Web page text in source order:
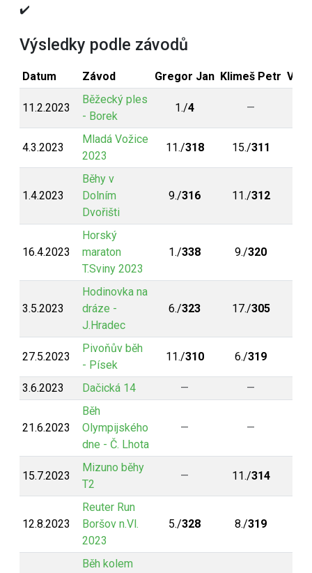
✔️
Výsledky podle závodů
Datum Závod Gregor Jan Klimeš Petr
11.2.2023
Běžecký ples
- Borek
1./4 —
4.3.2023
Mladá Vožice
2023
11./318 15./311
1.4.2023
Běhy v
Dolním
Dvořišti
9./316 11./312
16.4.2023
Horský
maraton
T.Sviny 2023
1./338 9./320
3.5.2023
Hodinovka na
dráze -
J.Hradec
6./323 17./305
27.5.2023
Pivoňův běh
- Písek
11./310 6./319
3.6.2023 Dačická 14 — —
21.6.2023
Běh
Olympijského
dne - Č. Lhota
— —
15.7.2023
Mizuno běhy
T2
— 11./314
12.8.2023
Reuter Run
Boršov n.Vl.
2023
5./328 8./319
Běh kolem